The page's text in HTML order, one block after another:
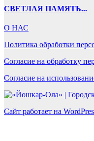
СВЕТЛАЯ ПАМЯТЬ...
О НАС
Политика обработки
Согласие на обработку
Согласие на
Сайт работает на